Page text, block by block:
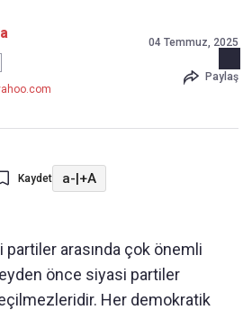
04 Temmuz, 2025
Paylaş
Kaydet a-|+A
arasında çok önemli
önce siyasi partiler
Her demokratik